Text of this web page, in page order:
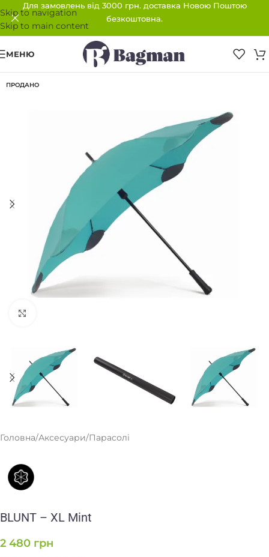
Skip to navigation
Skip to main content
Для замовлень від 3000 грн. доставка Новою Поштою
безкоштовна.
МЕНЮ
ПРОДАНО
Головна/Аксесуари/Парасолі
BLUNT – XL Mint
2 480 грн